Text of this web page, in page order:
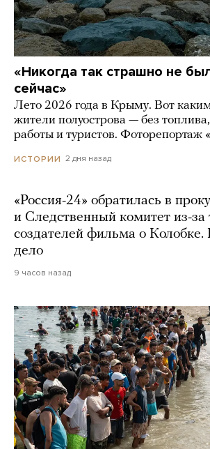
«Никогда так страшно не
сейчас»
Лето 2026 года в Крыму. Вот
жители полуострова — без
работы и туристов. Фоторепортаж
ИСТОРИИ 2 дня назад
«Россия-24» обратилась в
и Следственный комитет из-за
создателей фильма о Колобке.
дело
9 часов назад